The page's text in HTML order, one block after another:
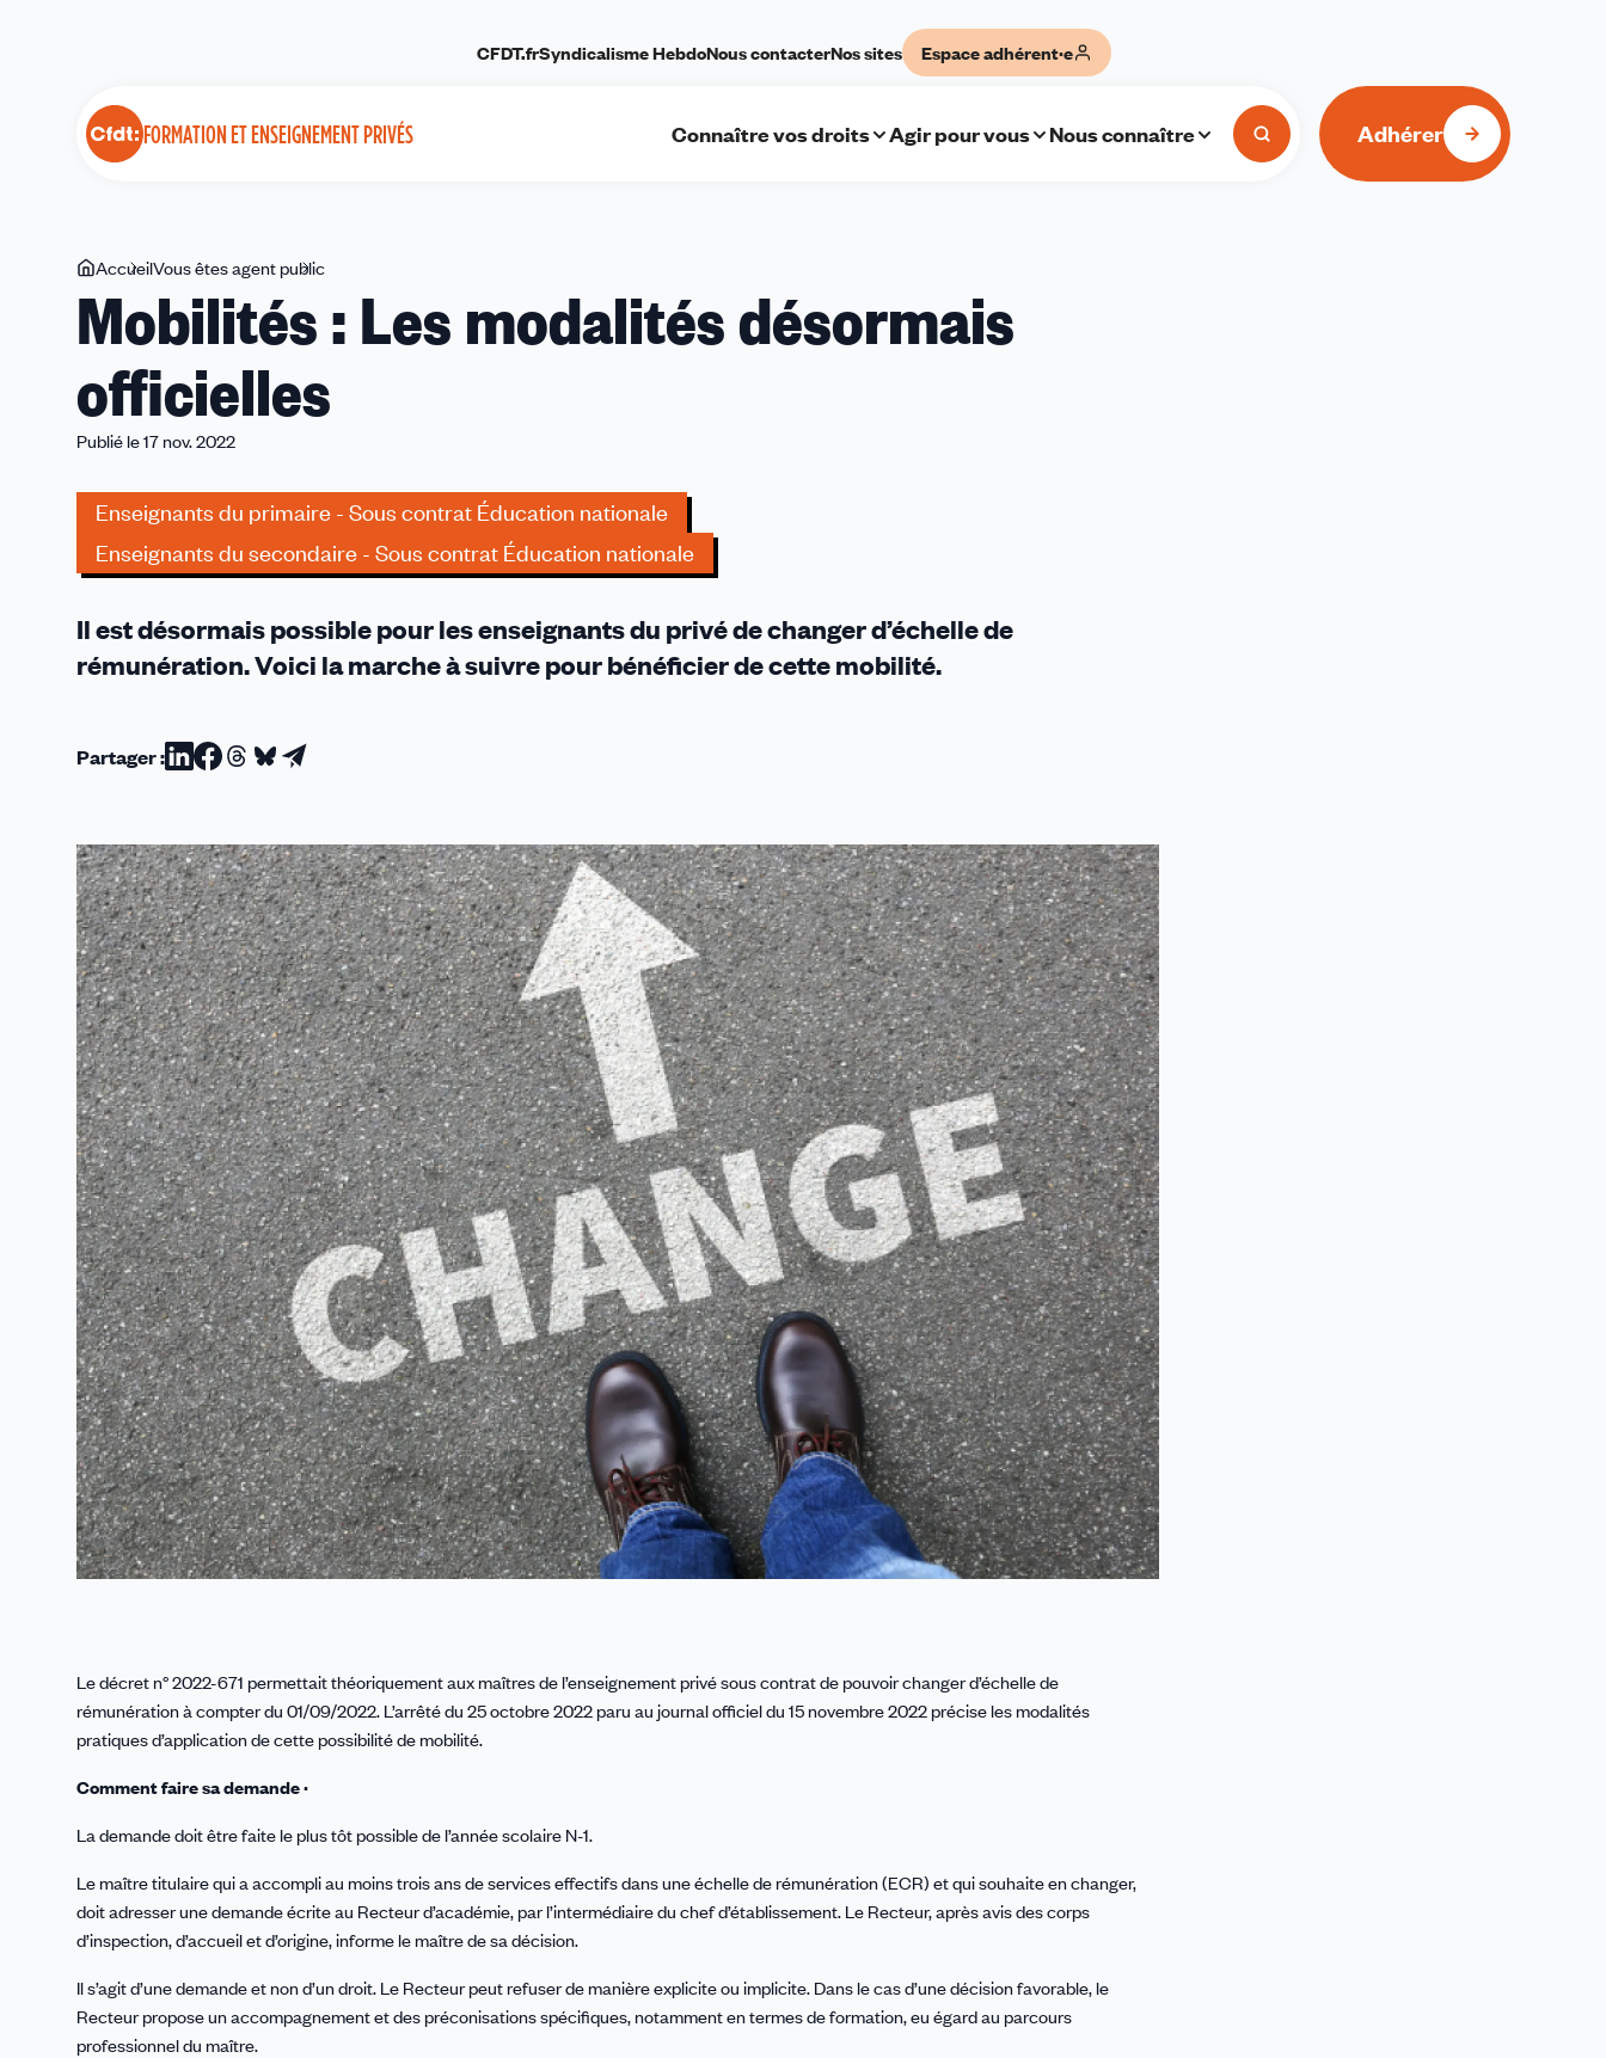
FORMATION ET ENSEIGNEMENT PRIVÉS
CFDT.frSyndicalisme HebdoNous contacterNos sites Espace adhérent·e
Connaître vos droits Agir pour vous Nous connaître Adhérer
Vous
êtes
ici
AccueilVous êtes agent public
Les
modalités
officielles
Mobilités : Les modalités désormais
officielles
Publié le 17 nov. 2022
Enseignants du primaire - Sous contrat Éducation nationale
Enseignants du secondaire - Sous contrat Éducation nationale
Il est désormais possible pour les enseignants du privé de changer d’échelle de
rémunération. Voici la marche à suivre pour bénéficier de cette mobilité.
Partager :Partager
Linkedin
Partager
Facebook
Partager
Threads
Partager
Bluesky
Partager
email
Le décret n° 2022-671 permettait théoriquement aux maîtres de l’enseignement privé sous contrat de pouvoir changer d’échelle de
rémunération à compter du 01/09/2022. L’arrêté du 25 octobre 2022 paru au journal officiel du 15 novembre 2022 précise les modalités
pratiques d’application de cette possibilité de mobilité.
Comment faire sa demande ·
La demande doit être faite le plus tôt possible de l’année scolaire N-1.
Le maître titulaire qui a accompli au moins trois ans de services effectifs dans une échelle de rémunération (ECR) et qui souhaite en changer,
doit adresser une demande écrite au Recteur d’académie, par l’intermédiaire du chef d’établissement. Le Recteur, après avis des corps
d’inspection, d’accueil et d’origine, informe le maître de sa décision.
Il s’agit d’une demande et non d’un droit. Le Recteur peut refuser de manière explicite ou implicite. Dans le cas d’une décision favorable, le
Recteur propose un accompagnement et des préconisations spécifiques, notamment en termes de formation, eu égard au parcours
professionnel du maître.